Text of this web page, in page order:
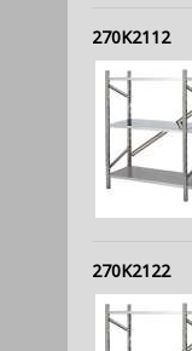
270K2112
270K2122